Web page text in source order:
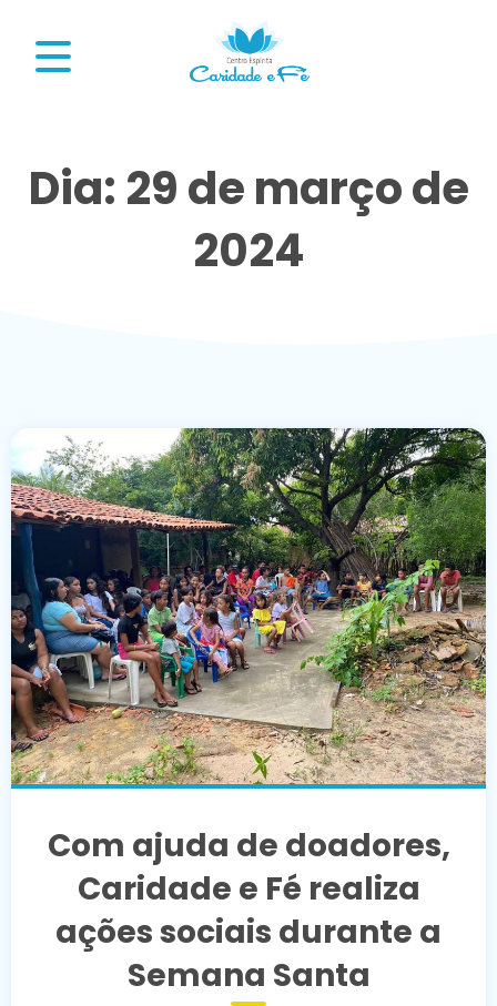
Dia: 29 de março de
2024
Com ajuda de doadores,
Caridade e Fé realiza
ações sociais durante a
Semana Santa